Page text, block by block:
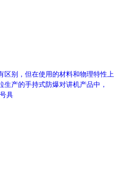
区别，但在使用的材料和物理特性上
产的手持式防爆对讲机产品中，
具